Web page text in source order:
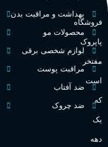
کشور مبدا برند
طبع
فروشگاه
پاپروک
مفتخر
است
که
یک
دهه
بهداشت و مراقبت بدن
محصولات مو
لوازم شخصی برقی
مراقبت پوست
ضد آفتاب
ضد چروک